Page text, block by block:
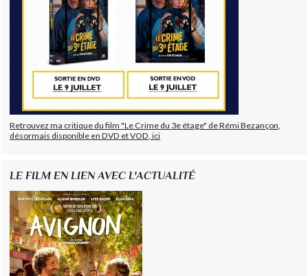
Retrouvez ma critique du film "Le Crime du 3e étage" de Rémi Bezançon,
désormais disponible en DVD et VOD, ici
LE FILM EN LIEN AVEC L'ACTUALITÉ